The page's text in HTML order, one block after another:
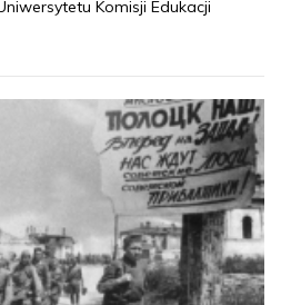
Komisji Edukacji